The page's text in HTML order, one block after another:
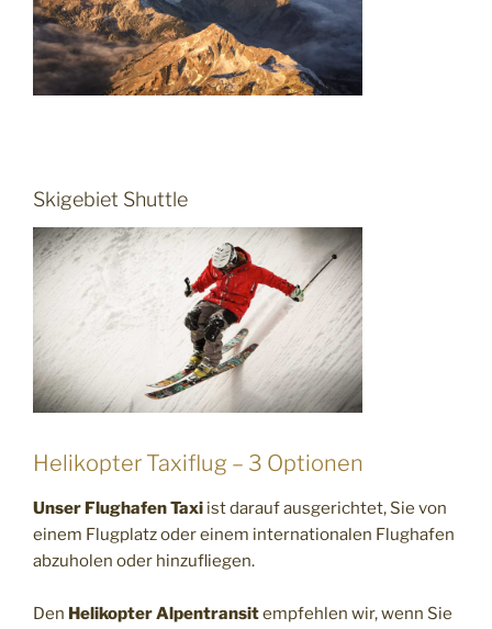
Skigebiet Shuttle
Helikopter Taxiflug – 3 Optionen
Unser Flughafen Taxi ist darauf ausgerichtet, Sie von
einem Flugplatz oder einem internationalen Flughafen
abzuholen oder hinzufliegen.
Den Helikopter Alpentransitempfehlen wir, wenn Sie